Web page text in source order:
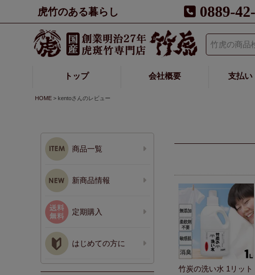
虎竹のある暮らし 0889-
トップ 会社概要 支払い
HOME kentoさんのレビュー
商品一覧
新商品情報
定期購入
はじめての方に
竹炭の洗い水 1リット